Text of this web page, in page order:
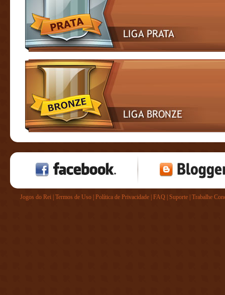
Jogos do Rei| Termos de Uso| Política de Privacidade| FAQ Suporte| Trabalhe